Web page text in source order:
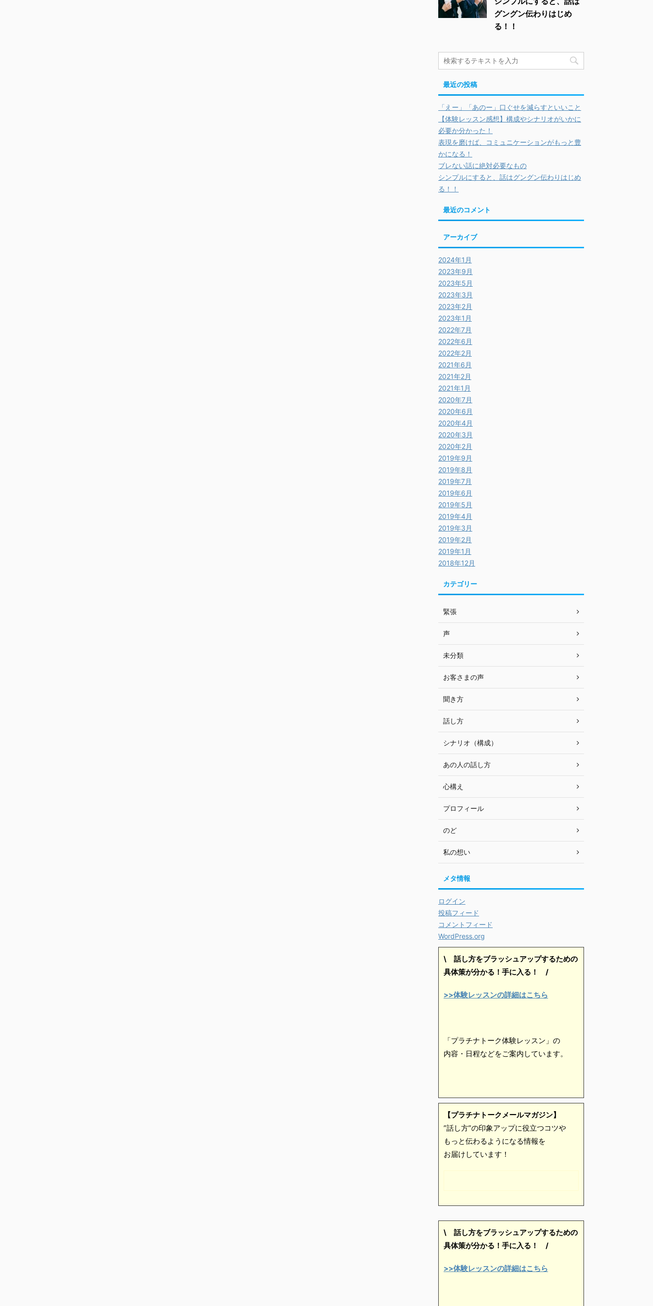
グングン伝わりはじめ
る！！
最近の投稿
「えー」「あのー」口ぐせを減らすといいこと
【体験レッスン感想】構成やシナリオがいかに
必要か分かった！
表現を磨けば、コミュニケーションがもっと豊
かになる！
ブレない話に絶対必要なもの
シンプルにすると、話はグングン伝わりはじめ
る！！
最近のコメント
アーカイブ
2024年1月
2023年9月
2023年5月
2023年3月
2023年2月
2023年1月
2022年7月
2022年6月
2022年2月
2021年6月
2021年2月
2021年1月
2020年7月
2020年6月
2020年4月
2020年3月
2020年2月
2019年9月
2019年8月
2019年7月
2019年6月
2019年5月
2019年4月
2019年3月
2019年2月
2019年1月
2018年12月
カテゴリー
緊張
声
未分類
お客さまの声
聞き方
話し方
シナリオ（構成）
あの人の話し方
心構え
プロフィール
のど
私の想い
メタ情報
ログイン
投稿フィード
コメントフィード
WordPress.org
\ 話し方をブラッシュアップするための
具体策が分かる！手に入る！ /
>>体験レッスンの詳細はこちら
「プラチナトーク体験レッスン」の
内容・日程などをご案内しています。
【プラチナトークメールマガジン】
”話し方”の印象アップに役立つコツや
もっと伝わるようになる情報を
お届けしています！
\ 話し方をブラッシュアップするための
具体策が分かる！手に入る！ /
>>体験レッスンの詳細はこちら